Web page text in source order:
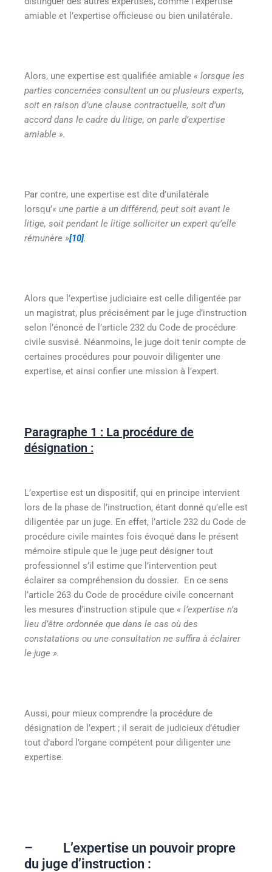
amiable et l’expertise officieuse ou bien unilatérale.
Alors, une expertise est qualifiée amiable « lorsque les
parties concernées consultent un ou plusieurs experts,
soit en raison d’une clause contractuelle, soit d’un
accord dans le cadre du litige, on parle d’expertise
amiable ».
Par contre, une expertise est dite d’unilatérale
lorsqu’« une partie a un différend, peut soit avant le
litige, soit pendant le litige solliciter un expert qu’elle
rémunère »[10].
Alors que l’expertise judiciaire est celle diligentée par
un magistrat, plus précisément par le juge d’instruction
selon l’énoncé de l’article 232 du Code de procédure
civile susvisé. Néanmoins, le juge doit tenir compte de
certaines procédures pour pouvoir diligenter une
expertise, et ainsi confier une mission à l’expert.
Paragraphe 1 : La procédure de
désignation :
L’expertise est un dispositif, qui en principe intervient
lors de la phase de l’instruction, étant donné qu’elle est
diligentée par un juge. En effet, l’article 232 du Code de
procédure civile maintes fois évoqué dans le présent
mémoire stipule que le juge peut désigner tout
professionnel s’il estime que l’intervention peut
éclairer sa compréhension du dossier. En ce sens
l’article 263 du Code de procédure civile concernant
les mesures d’instruction stipule que « l’expertise n’a
lieu d’être ordonnée que dans le cas où des
constatations ou une consultation ne suffira à éclairer
le juge ».
Aussi, pour mieux comprendre la procédure de
désignation de l’expert ; il serait de judicieux d’étudier
tout d’abord l’organe compétent pour diligenter une
expertise.
– L’expertise un pouvoir propre
du juge d’instruction :